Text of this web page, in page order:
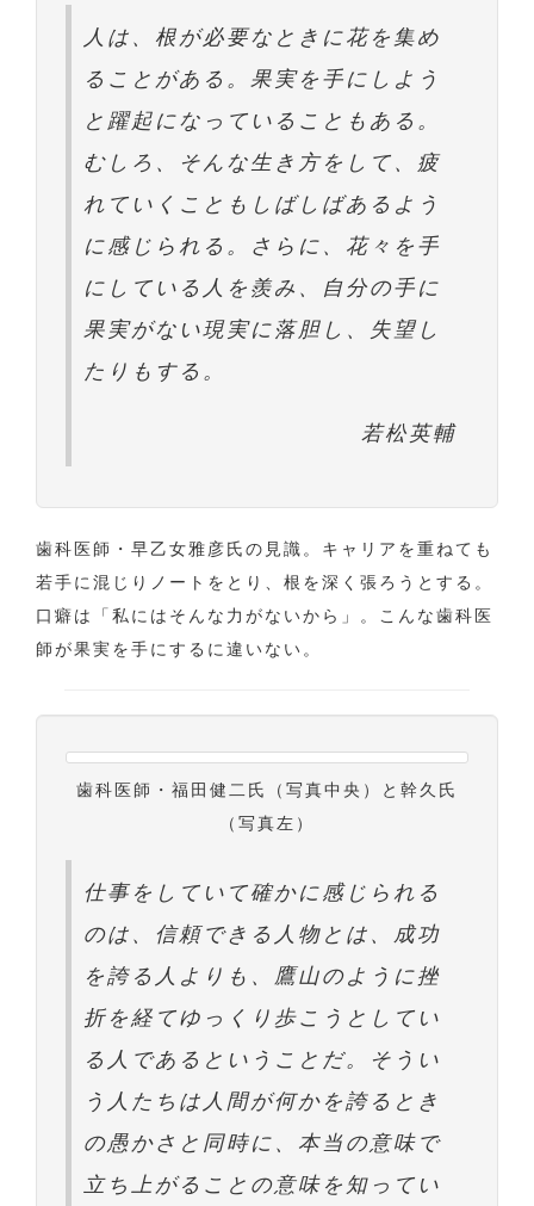
人は、根が必要なときに花を集め
ることがある。果実を手にしよう
と躍起になっていることもある。
むしろ、そんな生き方をして、疲
れていくこともしばしばあるよう
に感じられる。さらに、花々を手
にしている人を羨み、自分の手に
果実がない現実に落胆し、失望し
たりもする。
若松英輔
歯科医師・早乙女雅彦氏の見識。キャリアを重ねても
若手に混じりノートをとり、根を深く張ろうとする。
口癖は「私にはそんな力がないから」。こんな歯科医
師が果実を手にするに違いない。
歯科医師・福田健二氏（写真中央）と幹久氏
（写真左）
仕事をしていて確かに感じられる
のは、信頼できる人物とは、成功
を誇る人よりも、鷹山のように挫
折を経てゆっくり歩こうとしてい
る人であるということだ。そうい
う人たちは人間が何かを誇るとき
の愚かさと同時に、本当の意味で
立ち上がることの意味を知ってい